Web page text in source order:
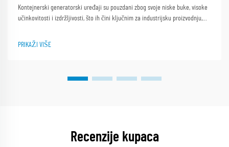
Kontejnerski generatorski uređaji su pouzdani zbog svoje niske buke, visoke
učinkovitosti i izdržljivosti, što ih čini ključnim za industrijsku proizvodnju,
Co. Ltd. globalni lider s gotovo 30 godina...
PRIKAŽI VIŠE
Recenzije kupaca